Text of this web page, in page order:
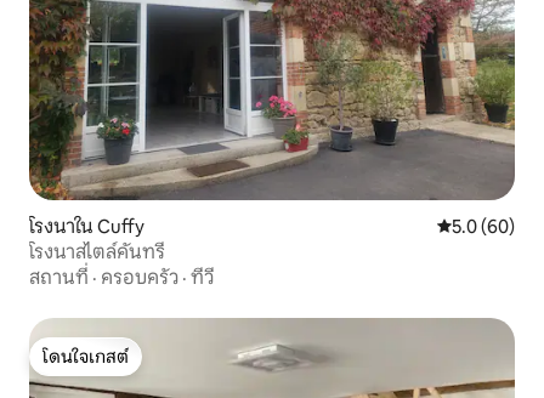
โรงนาใน Cuffy คะแนนเฉลี่ย
5.0 (60)
โรงนาสไตล์คันทรี
สถานที่ · ครอบครัว · ทีวี
โดนใจเกสต์
โดนใจเกสต์